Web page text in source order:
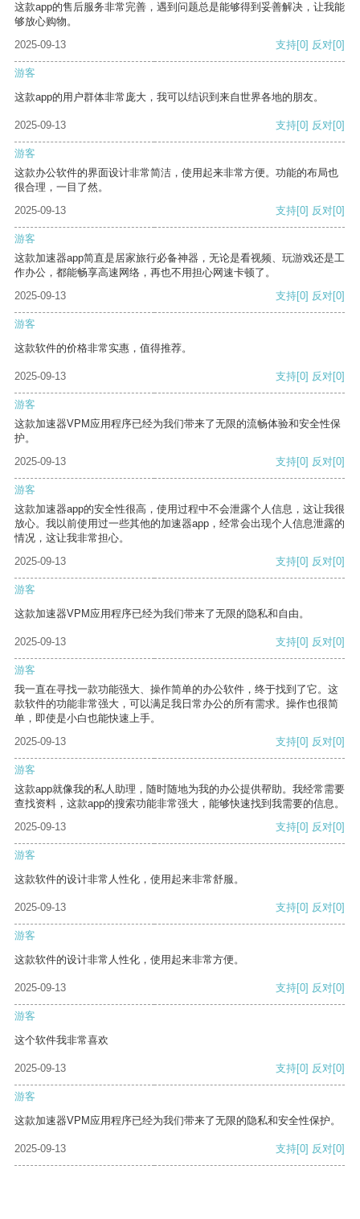
这款app的售后服务非常完善，遇到问题总是能够得到妥善解决，让我能
够放心购物。
2025-09-13
支持[0] 反对[0]
游客
这款app的用户群体非常庞大，我可以结识到来自世界各地的朋友。
2025-09-13 支持[0] 反对[0]
游客
这款办公软件的界面设计非常简洁，使用起来非常方便。功能的布局也
很合理，一目了然。
2025-09-13
支持[0] 反对[0]
游客
这款加速器app简直是居家旅行必备神器，无论是看视频、玩游戏还是工
作办公，都能畅享高速网络，再也不用担心网速卡顿了。
2025-09-13
支持[0] 反对[0]
游客
这款软件的价格非常实惠，值得推荐。
2025-09-13 支持[0] 反对[0]
游客
这款加速器VPM应用程序已经为我们带来了无限的流畅体验和安全性保
护。
2025-09-13
支持[0] 反对[0]
游客
这款加速器app的安全性很高，使用过程中不会泄露个人信息，这让我很
放心。我以前使用过一些其他的加速器app，经常会出现个人信息泄露的
情况，这让我非常担心。
2025-09-13
支持[0] 反对[0]
游客
这款加速器VPM应用程序已经为我们带来了无限的隐私和自由。
2025-09-13 支持[0] 反对[0]
游客
我一直在寻找一款功能强大、操作简单的办公软件，终于找到了它。这
款软件的功能非常强大，可以满足我日常办公的所有需求。操作也很简
单，即使是小白也能快速上手。
2025-09-13
支持[0] 反对[0]
游客
这款app就像我的私人助理，随时随地为我的办公提供帮助。我经常需要
查找资料，这款app的搜索功能非常强大，能够快速找到我需要的信息。
2025-09-13
支持[0] 反对[0]
游客
这款软件的设计非常人性化，使用起来非常舒服。
2025-09-13 支持[0] 反对[0]
游客
这款软件的设计非常人性化，使用起来非常方便。
2025-09-13 支持[0] 反对[0]
游客
这个软件我非常喜欢
2025-09-13 支持[0] 反对[0]
游客
这款加速器VPM应用程序已经为我们带来了无限的隐私和安全性保护。
2025-09-13 支持[0] 反对[0]